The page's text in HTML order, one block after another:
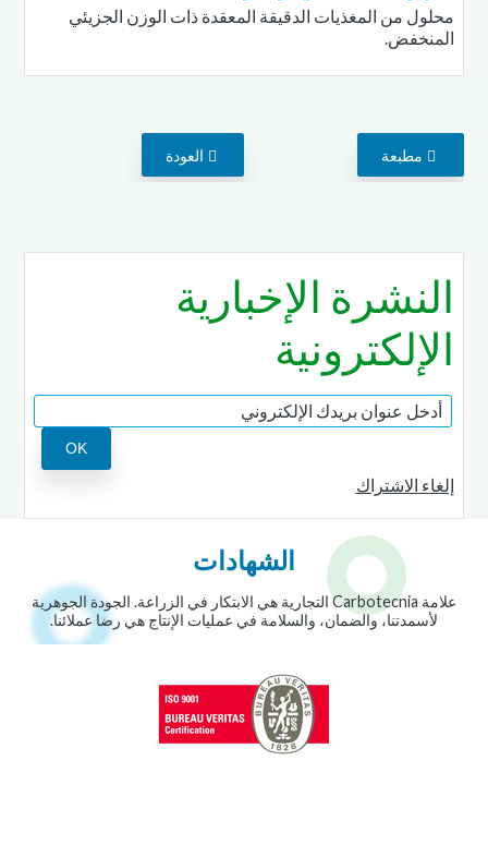
محلول من المغذيات الدقيقة المعقدة ذات الوزن الجزيئي
المنخفض.
العودة مطبعة
النشرة الإخبارية
الإلكترونية
إلغاء الاشتراك
الشهادات
علامة Carbotecnia التجارية هي الابتكار في الزراعة. الجودة الجوهرية
لأسمدتنا، والضمان، والسلامة في عمليات الإنتاج هي رضا عملائنا.